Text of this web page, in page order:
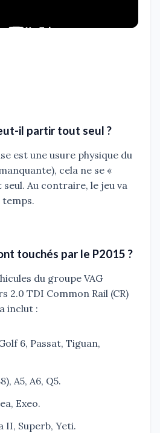
il partir tout seul ?
est une usure physique du
cela ne se «
Au contraire, le jeu va
temps.
touchés par le P2015 ?
du groupe VAG
2.0 TDI Common Rail (CR)
inclut :
6, Passat, Tiguan,
A5, A6, Q5.
Exeo.
II, Superb, Yeti.